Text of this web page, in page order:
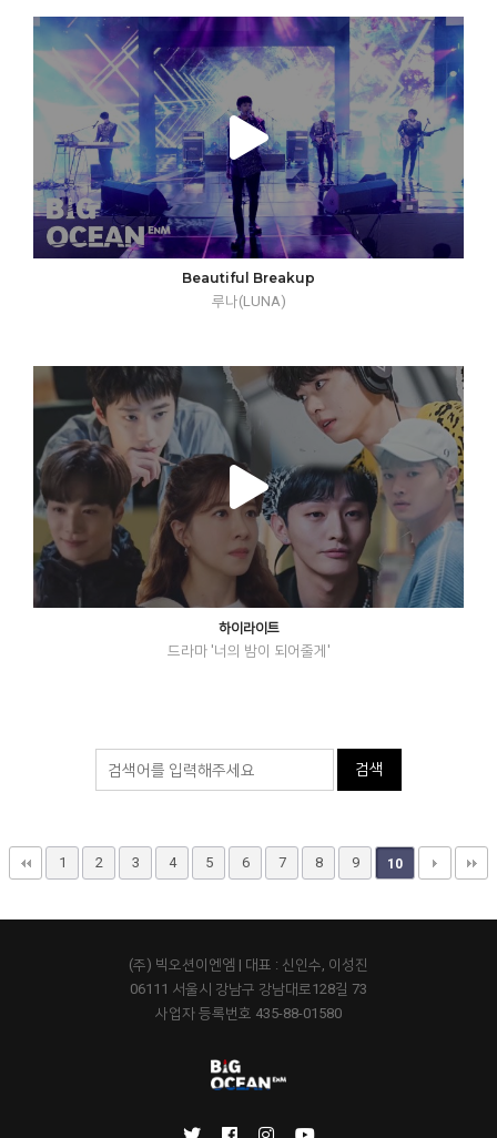
Beautiful Breakup
루나(LUNA)
하이라이트
드라마 '너의 밤이 되어줄게'
1 2 3 4 5 6 7 8 9 10
(주) 빅오션이엔엠 | 대표 : 신인수, 이성진
06111 서울시 강남구 강남대로128길 73
사업자 등록번호 435-88-01580